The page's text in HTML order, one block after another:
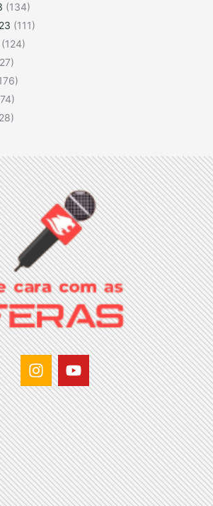
(134)
(111)
(124)
I
n
s
t
a
g
r
a
m
Y
o
u
t
u
b
e